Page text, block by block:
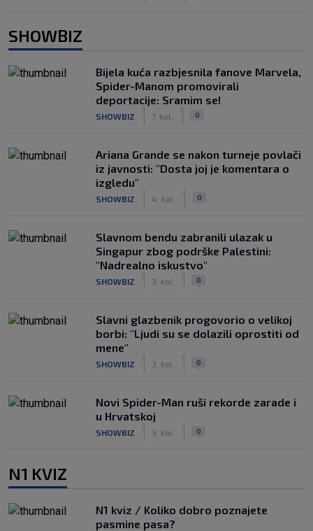
SHOWBIZ
Bijela kuća razbjesnila fanove Marvela,
Spider-Manom promovirali
deportacije: Sramim se!
SHOWBIZ 7. kol. 0
Ariana Grande se nakon turneje povlači
iz javnosti: "Dosta joj je komentara o
izgledu"
SHOWBIZ 4. kol. 0
Slavnom bendu zabranili ulazak u
Singapur zbog podrške Palestini:
"Nadrealno iskustvo"
SHOWBIZ 3. kol. 0
Slavni glazbenik progovorio o velikoj
borbi: "Ljudi su se dolazili oprostiti od
mene"
SHOWBIZ 3. kol. 0
Novi Spider-Man ruši rekorde zarade i
u Hrvatskoj
SHOWBIZ 3. kol. 0
N1 KVIZ
N1 kviz / Koliko dobro poznajete
pasmine pasa?